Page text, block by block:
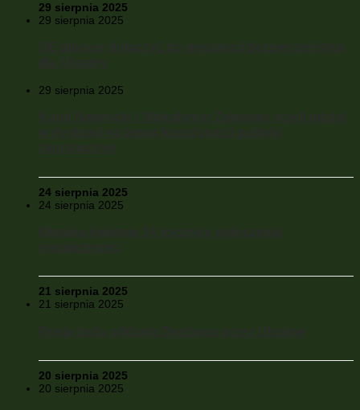
29 sierpnia 2025
29 sierpnia 2025
29 sierpnia 2025
24 sierpnia 2025
24 sierpnia 2025
21 sierpnia 2025
21 sierpnia 2025
20 sierpnia 2025
20 sierpnia 2025